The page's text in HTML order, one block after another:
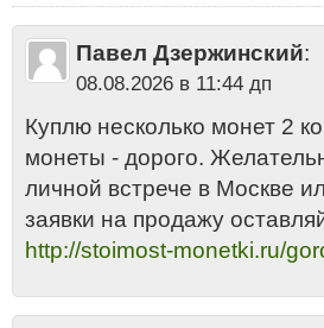
Павел Дзержинский:
08.08.2026 в 11:44 дп
Куплю несколько монет 2
монеты - дорого.
личной встрече в Москве
заявки на продажу
http://stoimost-monetki.ru/